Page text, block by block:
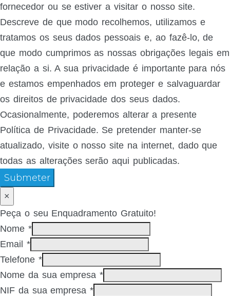
fornecedor ou se estiver a visitar o nosso site.
Descreve de que modo recolhemos, utilizamos e
tratamos os seus dados pessoais e, ao fazê-lo, de
que modo cumprimos as nossas obrigações legais em
relação a si. A sua privacidade é importante para nós
e estamos empenhados em proteger e salvaguardar
os direitos de privacidade dos seus dados.
Ocasionalmente, poderemos alterar a presente
Política de Privacidade. Se pretender manter-se
atualizado, visite o nosso site na internet, dado que
todas as alterações serão aqui publicadas.
Submeter
×
Peça o seu Enquadramento Gratuito!
Nome *
Email *
Telefone *
Nome da sua empresa*
NIF da sua empresa*